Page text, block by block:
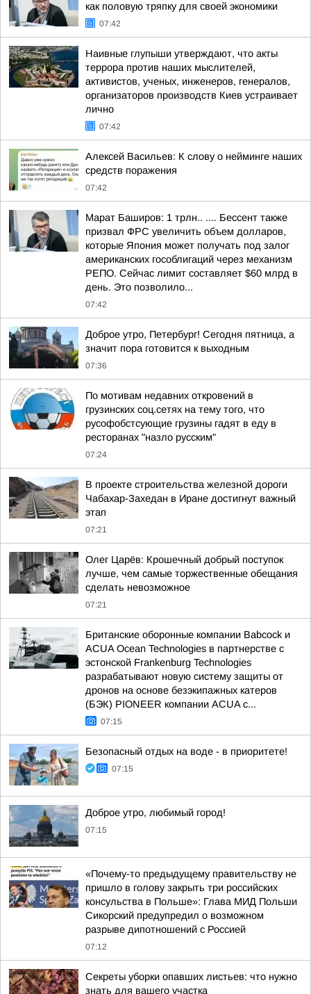
как половую тряпку для своей экономики
07:42
Наивные глупыши утверждают, что акты
террора против наших мыслителей,
активистов, ученых, инженеров, генералов,
организаторов производств Киев устраивает
лично
07:42
Алексей Васильев: К слову о нейминге наших
средств поражения
07:42
Марат Баширов: 1 трлн.. .... Бессент также
призвал ФРС увеличить объем долларов,
которые Япония может получать под залог
американских гособлигаций через механизм
РЕПО. Сейчас лимит составляет $60 млрд в
день. Это позволило...
07:42
Доброе утро, Петербург! Сегодня пятница, а
значит пора готовится к выходным
07:36
По мотивам недавних откровений в
грузинских соц.сетях на тему того, что
русофобстсующие грузины гадят в еду в
ресторанах "назло русским"
07:24
В проекте строительства железной дороги
Чабахар-Захедан в Иране достигнут важный
этап
07:21
Олег Царёв: Крошечный добрый поступок
лучше, чем самые торжественные обещания
сделать невозможное
07:21
Британские оборонные компании Babcock и
ACUA Ocean Technologies в партнерстве с
эстонской Frankenburg Technologies
разрабатывают новую систему защиты от
дронов на основе безэкипажных катеров
(БЭК) PIONEER компании ACUA с...
07:15
Безопасный отдых на воде - в приоритете!
07:15
Доброе утро, любимый город!
07:15
«Почему-то предыдущему правительству не
пришло в голову закрыть три российских
консульства в Польше»: Глава МИД Польши
Сикорский предупредил о возможном
разрыве дипотношений с Россией
07:12
Секреты уборки опавших листьев: что нужно
знать для вашего участка